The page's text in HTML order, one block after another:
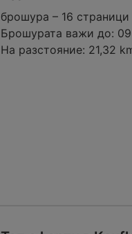
брошура – 16 страници
Брошурата важи до:
На разстояние: 21,32